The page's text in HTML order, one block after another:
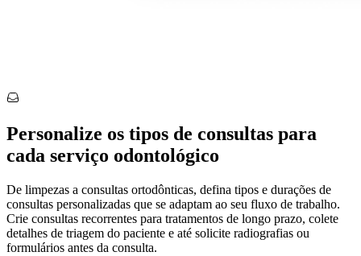
Personalize os tipos de consultas para
cada serviço odontológico
De limpezas a consultas ortodônticas, defina tipos e durações de
consultas personalizadas que se adaptam ao seu fluxo de trabalho.
Crie consultas recorrentes para tratamentos de longo prazo, colete
detalhes de triagem do paciente e até solicite radiografias ou
formulários antes da consulta.